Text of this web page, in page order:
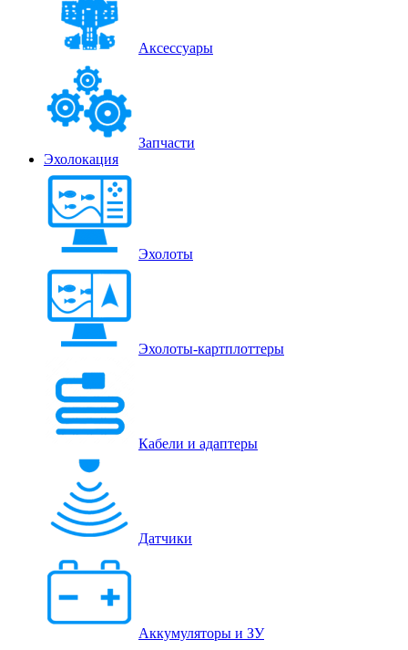
Аксессуары
Запчасти
Эхолокация
Эхолоты
Эхолоты-картплоттеры
Кабели и адаптеры
Датчики
Аккумуляторы и ЗУ